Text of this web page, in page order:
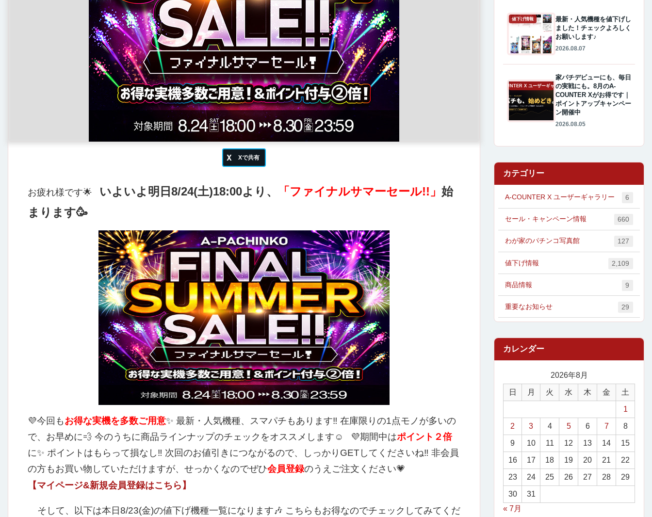
お疲れ様です🌟 いよいよ明日8/24(土)18:00より、 「ファイナルサマーセール!!」 始
まります🥳
💜今回もお得な実機を多数ご用意✨ 最新・人気機種、スマパチもあります‼ 在庫限りの1点モノが多いの
で、お早めに💨 今のうちに商品ラインナップのチェックをオススメします☺ 💜期間中はポイント２倍
に✨ ポイントはもらって損なし‼ 次回のお値引きにつながるので、しっかりGETしてくださいね‼ 非会員
の方もお買い物していただけますが、せっかくなのでぜひ会員登録のうえご注文ください💗
【マイページ&新規会員登録はこちら】
そして、以下は本日8/23(金)の値下げ機種一覧になります🎶 こちらもお得なのでチェックしてみてくだ
値下げ情報
最新・人気機種を値下げし
ました！チェックよろしく
お願いします♪
2026.08.07
A-COUNTER X ユーザーギャラリー
家パチデビューにも、毎日
の実戦にも。8月のA-
COUNTER Xがお得です｜
ポイントアップキャンペー
ン開催中
2026.08.05
カテゴリー
A-COUNTER X ユーザーギャラリー 6
セール・キャンペーン情報 660
わが家のパチンコ写真館 127
値下げ情報 2,109
商品情報 9
重要なお知らせ 29
2026年8月
日 月 火 水 木 金 土
1
2 3 4 5 6 7 8
9 10 11 12 13 14 15
16 17 18 19 20 21 22
23 24 25 26 27 28 29
30
31
« 7月